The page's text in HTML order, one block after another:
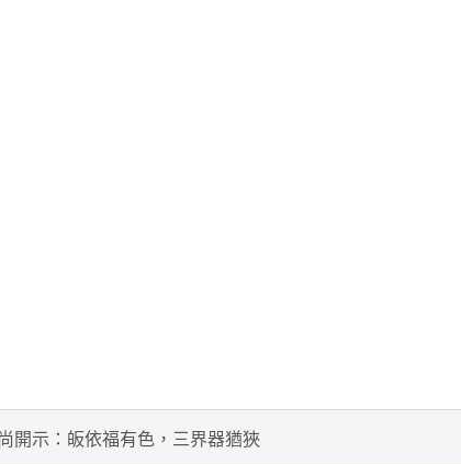
開示：皈依福有色，三界器猶狹